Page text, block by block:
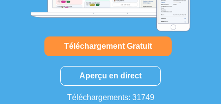
Téléchargement Gratuit
Aperçu en direct
Téléchargements: 31749